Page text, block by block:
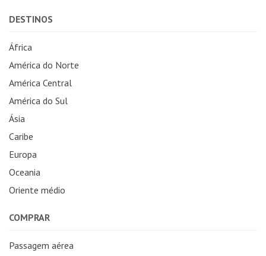
DESTINOS
África
América do Norte
América Central
América do Sul
Ásia
Caribe
Europa
Oceania
Oriente médio
COMPRAR
Passagem aérea